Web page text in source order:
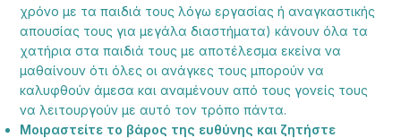
χρόνο με τα παιδιά τους λόγω εργασίας ή αναγκαστικής
απουσίας τους για μεγάλα διαστήματα) κάνουν όλα τα
χατήρια στα παιδιά τους με αποτέλεσμα εκείνα να
μαθαίνουν ότι όλες οι ανάγκες τους μπορούν να
καλυφθούν άμεσα και αναμένουν από τους γονείς τους
να λειτουργούν με αυτό τον τρόπο πάντα.
Μοιραστείτε το βάρος της ευθύνης και ζητήστε